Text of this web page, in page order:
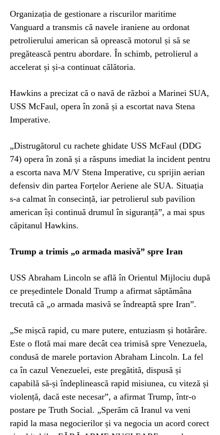
Organizația de gestionare a riscurilor maritime
Vanguard a transmis că navele iraniene au ordonat
petrolierului american să oprească motorul și să se
pregătească pentru abordare. În schimb, petrolierul a
accelerat și și-a continuat călătoria.
Hawkins a precizat că o navă de război a Marinei SUA,
USS McFaul, opera în zonă și a escortat nava Stena
Imperative.
„Distrugătorul cu rachete ghidate USS McFaul (DDG
74) opera în zonă și a răspuns imediat la incident pentru
a escorta nava M/V Stena Imperative, cu sprijin aerian
defensiv din partea Forțelor Aeriene ale SUA. Situația
s-a calmat în consecință, iar petrolierul sub pavilion
american își continuă drumul în siguranță”, a mai spus
căpitanul Hawkins.
Trump a trimis „o armada masivă” spre Iran
USS Abraham Lincoln se află în Orientul Mijlociu după
ce președintele Donald Trump a afirmat săptămâna
trecută că „o armada masivă se îndreaptă spre Iran”.
„Se mișcă rapid, cu mare putere, entuziasm și hotărâre.
Este o flotă mai mare decât cea trimisă spre Venezuela,
condusă de marele portavion Abraham Lincoln. La fel
ca în cazul Venezuelei, este pregătită, dispusă și
capabilă să-și îndeplinească rapid misiunea, cu viteză și
violență, dacă este necesar”, a afirmat Trump, într-o
postare pe Truth Social. „Sperăm că Iranul va veni
rapid la masa negocierilor și va negocia un acord corect